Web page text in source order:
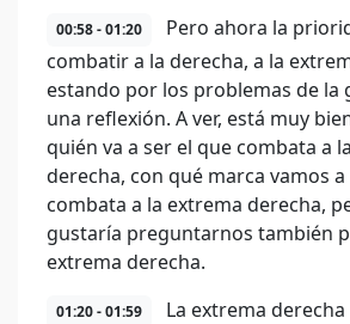
00:58 - 01:20
Pero ahora la
combatir a la derecha, a la
estando por los problemas de la
una reflexión. A ver, está muy
quién va a ser el que combata a
derecha, con qué marca vamos
combata a la extrema derecha,
gustaría preguntarnos también
extrema derecha.
01:20 - 01:59
La extrema